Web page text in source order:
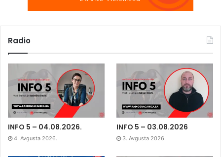
Radio
INFO 5 – 04.08.2026.
4. Avgusta 2026.
INFO 5 – 03.08.2026
3. Avgusta 2026.